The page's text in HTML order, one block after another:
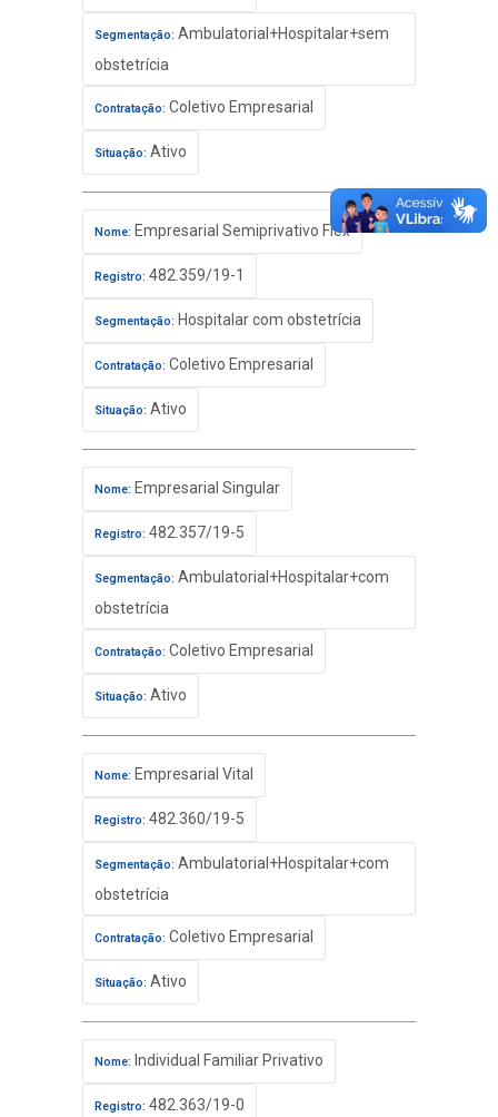
Segmentação: Ambulatorial+Hospitalar+sem
obstetrícia
Contratação: Coletivo Empresarial
Situação: Ativo
Nome: Empresarial Semiprivativo Flex
Registro: 482.359/19-1
Segmentação: Hospitalar com obstetrícia
Contratação: Coletivo Empresarial
Situação: Ativo
Nome: Empresarial Singular
Registro: 482.357/19-5
Segmentação: Ambulatorial+Hospitalar+com
obstetrícia
Contratação: Coletivo Empresarial
Situação: Ativo
Nome: Empresarial Vital
Registro: 482.360/19-5
Segmentação: Ambulatorial+Hospitalar+com
obstetrícia
Contratação: Coletivo Empresarial
Situação: Ativo
Nome: Individual Familiar Privativo
Registro: 482.363/19-0